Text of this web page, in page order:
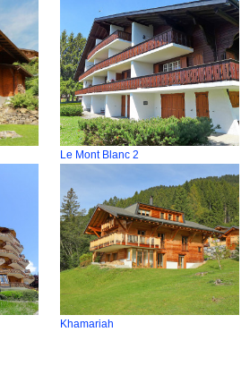
Le Mont Blanc 2
Khamariah